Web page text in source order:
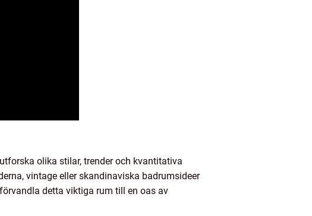
olika stilar, trender och kvantitativa
vintage eller skandinaviska badrumsideer
detta viktiga rum till en oas av